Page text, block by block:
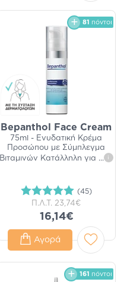
81 πόντοι
Bepanthol Face Cream
75ml - Ενυδατική Κρέμα
Προσώπου με Σύμπλεγμα
Βιταμινών Κατάλληλη για ... i
(45)
Π.Λ.Τ. 23,74€
16,14€
Αγορά
161 πόντοι